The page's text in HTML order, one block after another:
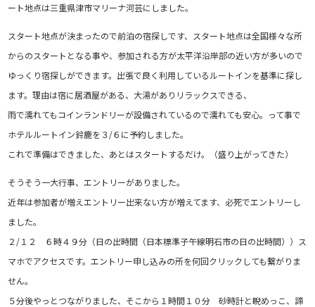
ート地点は三重県津市マリーナ河芸にしました。
スタート地点が決まったので前泊の宿探しです、スタート地点は全国様々な所
からのスタートとなる事や、参加される方が太平洋沿岸部の近い方が多いので
ゆっくり宿探しができます。出張で良く利用しているルートインを基準に探し
ます。理由は宿に居酒屋がある、大湯がありリラックスできる、
雨で濡れてもコインランドリーが設備されているので濡れても安心。って事で
ホテルルートイン鈴鹿を３/６に予約しました。
これで準備はできました、あとはスタートするだけ。（盛り上がってきた）
そうそう一大行事、エントリーがありました。
近年は参加者が増えエントリー出来ない方が増えてます、必死でエントリーし
ました。
２/１２ ６時４９分（日の出時間（日本標準子午線明石市の日の出時間））ス
マホでアクセスです。エントリー申し込みの所を何回クリックしても繋がりま
せん。
５分後やっとつながりました、そこから１時間１０分 砂時計と睨めっこ、諦